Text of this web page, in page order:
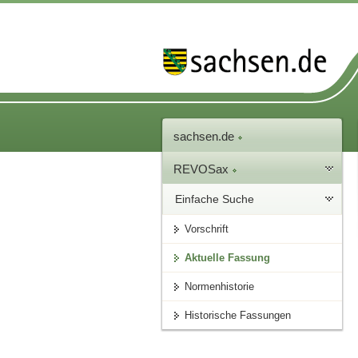
sachsen.de
REVOSax
Einfache Suche
Vorschrift
Aktuelle Fassung
Normenhistorie
Historische Fassungen